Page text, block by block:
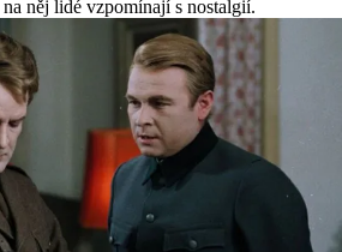
něj lidé vzpomínají s nostalgií.